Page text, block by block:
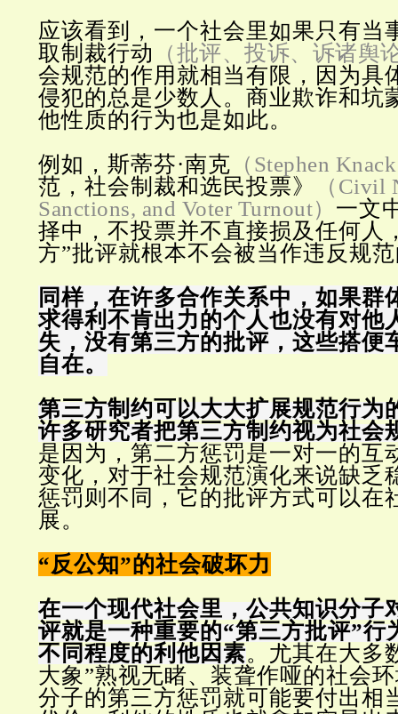
应该看到，一个社会里如果只有当
取制裁行动
（批评、投诉、诉诸舆
会规范的作用就相当有限，因为具
侵犯的总是少数人。商业欺诈和坑
他性质的行为也是如此。
例如，斯蒂芬·南克 （Stephen
范，社会制裁和选民投票》
（Civil
Sanctions, and Voter Turnout） 一文
择中，不投票并不直接损及任何人
方”批评就根本不会被当作违反规
同样，在许多合作关系中，如果群
求得利不肯出力的个人也没有对他
失，没有第三方的批评，这些搭便
自在。
第三方制约可以大大扩展规范行为
许多研究者把第三方制约视为社会
是因为，第二方惩罚是一对一的互
变化，对于社会规范演化来说缺乏
惩罚则不同，它的批评方式可以在
展。
“反公知”的社会破坏力
在一个现代社会里，公共知识分子
评就是一种重要的“第三方批评”行
不同程度的利他因素。尤其在大多
大象”熟视无睹、装聋作哑的社会
分子的第三方惩罚就可能要付出相